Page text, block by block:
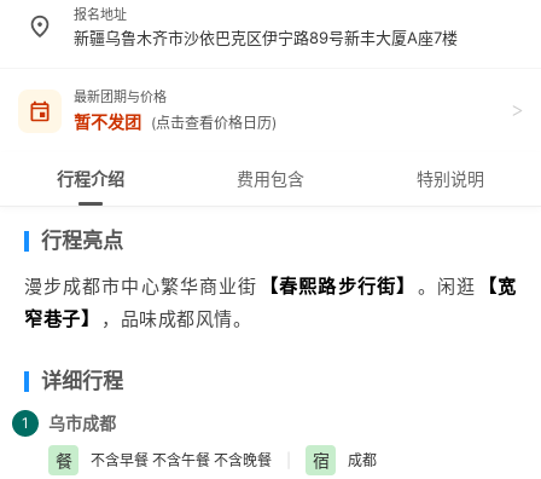
报名地址
新疆乌鲁木齐市沙依巴克区伊宁路89号新丰大厦A座7楼
最新团期与价格
暂不发团 (点击查看价格日历)
>
行程介绍 费用包含 特别说明
行程亮点
漫步成都市中心繁华商业街 【春熙路步行街】 。闲逛
【宽
窄巷子】
，品味成都风情。
详细行程
1 乌市成都
餐
不含早餐 不含午餐 不含晚餐 宿 成都